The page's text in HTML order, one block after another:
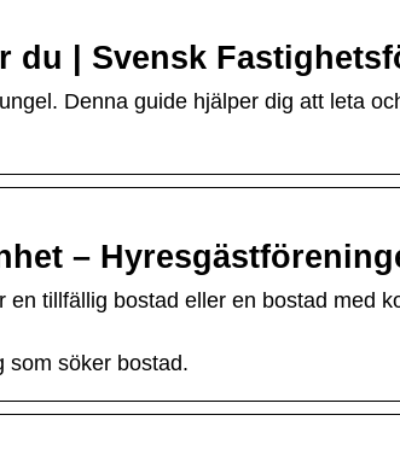
du | Svensk
Denna guide hjälper dig att leta
–
tillfällig bostad eller en bostad med
som söker bostad.